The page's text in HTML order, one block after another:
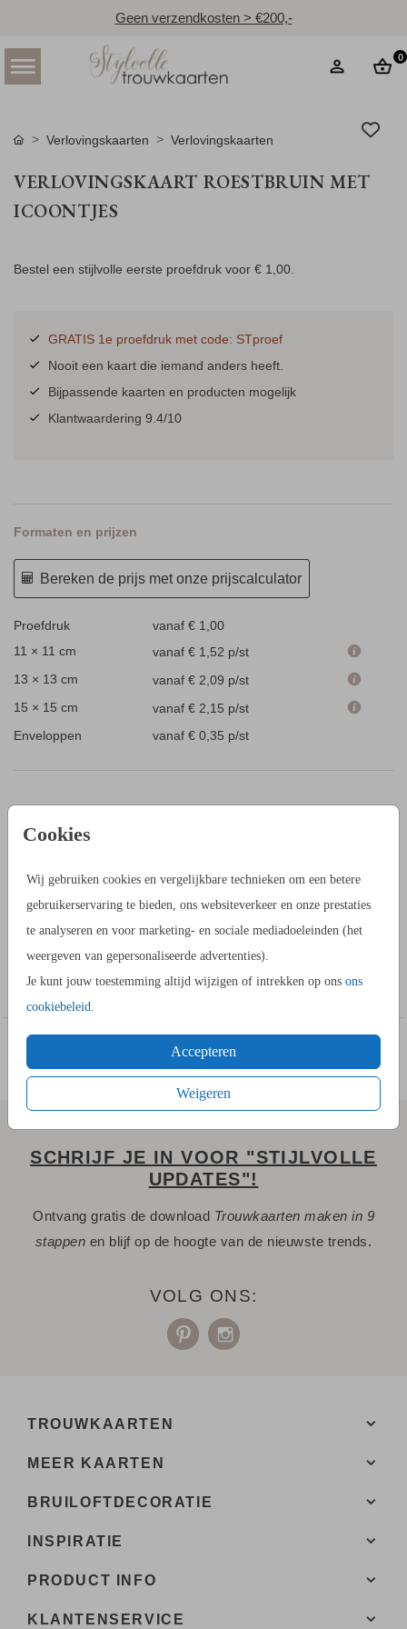
Geen verzendkosten > €200,-
0
Cookies
Wij gebruiken cookies en vergelijkbare technieken om een betere
gebruikerservaring te bieden, ons websiteverkeer en onze prestaties
te analyseren en voor marketing- en sociale mediadoeleinden (het
weergeven van gepersonaliseerde advertenties).
Je kunt jouw toestemming altijd wijzigen of intrekken op ons ons
cookiebeleid.
Accepteren
Weigeren
Verlovingskaarten Verlovingskaarten
VERLOVINGSKAART ROESTBRUIN MET
ICOONTJES
Bestel een stijlvolle eerste proefdruk voor € 1,00.
GRATIS 1e proefdruk met code: STproef
Nooit een kaart die iemand anders heeft.
Bijpassende kaarten en producten mogelijk
Klantwaardering 9.4/10
Formaten en prijzen
Bereken de prijs met onze prijscalculator
Proefdruk
vanaf € 1,00
11 × 11 cm
vanaf € 1,52 p/st
13 × 13 cm
vanaf € 2,09 p/st
15 × 15 cm
vanaf € 2,15 p/st
Enveloppen
vanaf € 0,35 p/st
Een verlovingskaart in roestbruin met icoontjes.
De teksten hebben een roestbruine kleur maar kan aangepast
worden naar elke gewenste kleur in de kaartopmaker.
HOE WERKT HET?
- Ga naar de kaartopmaker om een stijlvol ontwerp te maken.
- Je kunt gebruik maken van onze uitgebreide beeldbank.
- Bewaar het ontwerp in je account. Je kunt later verder
- Of bestel gelijk een proefdruk.
Een vraag? Hier vind je waarschijnlijkhet antwoord.
Niet gevonden? Neem contactmet ons op. We helpen je
graag.
Toon meer
SCHRIJF JE IN VOOR "STIJLVOLLE
UPDATES"!
Ontvang gratis de download Trouwkaarten maken in 9
stappen en blijf op de hoogte van de nieuwste trends.
VOLG ONS:
TROUWKAARTEN
MEER KAARTEN
BRUILOFTDECORATIE
INSPIRATIE
PRODUCT INFO
KLANTENSERVICE